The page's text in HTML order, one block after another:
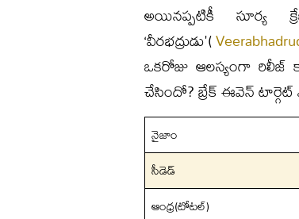
అయినప్పటికీ సూర్య
‘వీరభద్రుడు'(
ఒకరోజు ఆలస్యంగా
చేసిందో? బ్రేక్ ఈవెన్
నైజాం
సీడెడ్
ఆంధ్ర(టోటల్)